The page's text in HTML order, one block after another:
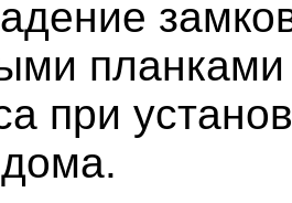
планками
при